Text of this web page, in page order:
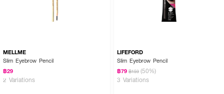
MELLME
Slim Eyebrow Pencil
฿29
2 Variations
LIFEFORD
Slim Eyebrow Pencil
฿79 ฿159 (50%)
3 Variations